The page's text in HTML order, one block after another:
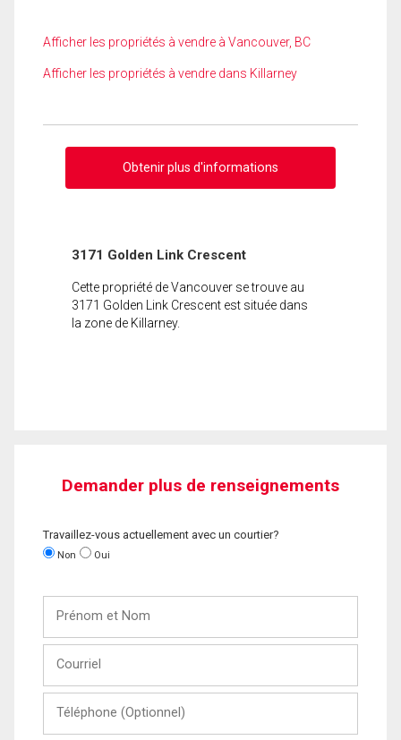
Afficher les propriétés à vendre à Vancouver, BC
Afficher les propriétés à vendre dans Killarney
Obtenir plus d'informations
3171 Golden Link Crescent
Cette propriété de Vancouver se trouve au
3171 Golden Link Crescent est située dans
la zone de Killarney.
Demander plus de renseignements
Travaillez-vous actuellement avec un courtier?
Non Oui
Nom
(Optionnel)